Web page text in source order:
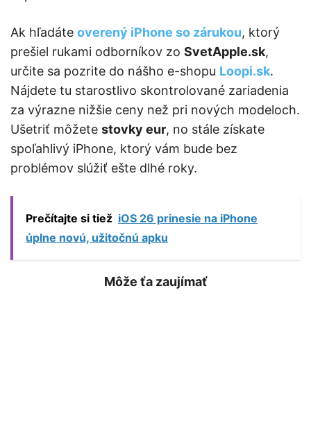
Ak hľadáte overený iPhone so zárukou, ktorý
prešiel rukami odborníkov zo SvetApple.sk,
určite sa pozrite do nášho e-shopu Loopi.sk.
Nájdete tu starostlivo skontrolované zariadenia
za výrazne nižšie ceny než pri nových modeloch.
Ušetriť môžete stovky eur, no stále získate
spoľahlivý iPhone, ktorý vám bude bez
problémov slúžiť ešte dlhé roky.
Prečítajte si tiež iOS 26 prinesie na iPhone
úplne novú, užitočnú apku
Môže ťa zaujímať